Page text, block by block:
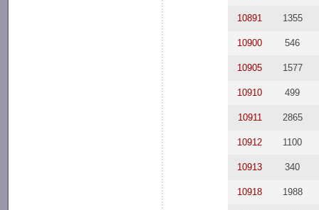
10891 1355
10900 546
10905 1577
10910 499
10911 2865
10912 1100
10913 340
10918 1988